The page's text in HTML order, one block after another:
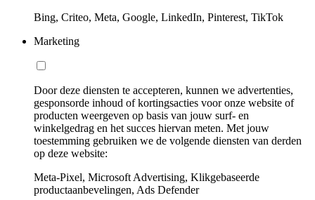
Bing, Criteo, Meta, Google, LinkedIn, Pinterest, TikTok
Marketing
Door deze diensten te accepteren, kunnen we advertenties,
gesponsorde inhoud of kortingsacties voor onze website of
producten weergeven op basis van jouw surf- en
winkelgedrag en het succes hiervan meten. Met jouw
toestemming gebruiken we de volgende diensten van derden
op deze website:
Meta-Pixel, Microsoft Advertising, Klikgebaseerde
productaanbevelingen, Ads Defender